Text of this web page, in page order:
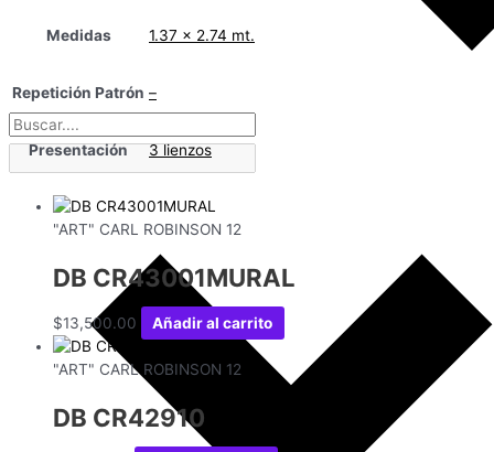
Medidas 1.37 x 2.74 mt.
Repetición Patrón –
Presentación 3 lienzos
"ART" CARL ROBINSON 12
DB CR43001MURAL
$13,500.00 Añadir al carrito
"ART" CARL ROBINSON 12
DB CR42910